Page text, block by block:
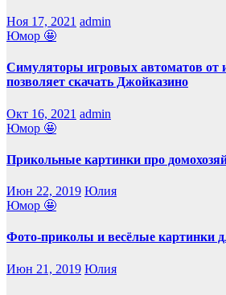
Ноя 17, 2021 admin
Юмор 🤩
Симуляторы игровых автоматов от
позволяет скачать Джойказино
Окт 16, 2021 admin
Юмор 🤩
Прикольные картинки про
Июн 22, 2019 Юлия
Юмор 🤩
Фото-приколы и весёлые картинки
Июн 21, 2019 Юлия